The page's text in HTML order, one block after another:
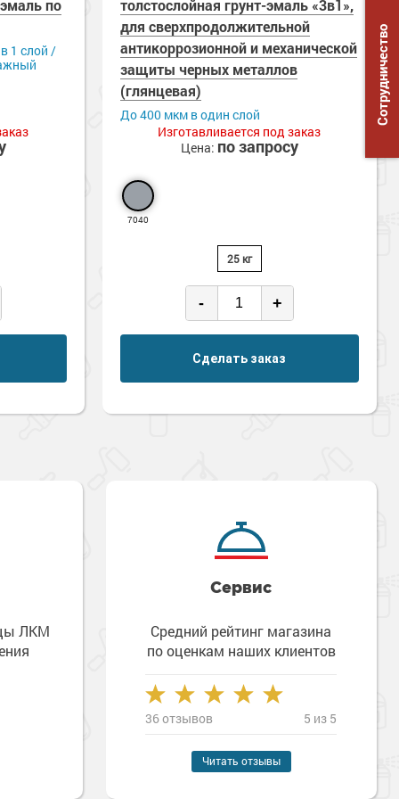
по
1 слой /
толстослойная грунт-эмаль «3в1»,
для сверхпродолжительной
антикоррозионной и механической
защиты черных металлов
(глянцевая)
До 400 мкм в один слой
Изготавливается под заказ
Цена: по запросу
7040
25 кг
- +
Сделать заказ
ЛКМ
Сервис
Средний рейтинг магазина
по оценкам наших клиентов
36 отзывов 5 из 5
Читать отзывы
Сотрудничество